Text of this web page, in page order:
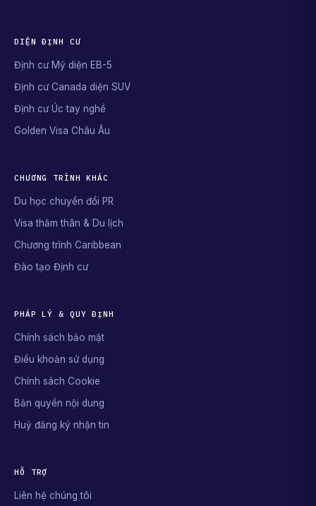
DIỆN ĐỊNH CƯ
Định cư Mỹ diện EB-5
Định cư Canada diện SUV
Định cư Úc tay nghề
Golden Visa Châu Âu
CHƯƠNG TRÌNH KHÁC
Du học chuyển đổi PR
Visa thăm thân & Du lịch
Chương trình Caribbean
Đào tạo Định cư
PHÁP LÝ & QUY ĐỊNH
Chính sách bảo mật
Điều khoản sử dụng
Chính sách Cookie
Bản quyền nội dung
Huỷ đăng ký nhận tin
HỖ TRỢ
Liên hệ chúng tôi